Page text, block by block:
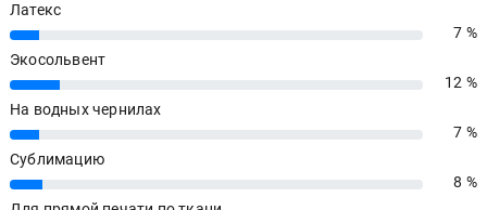
Латекс
7%
7 %
Экосольвент
12%
12 %
На водных чернилах
7%
7 %
Сублимацию
8%
8 %